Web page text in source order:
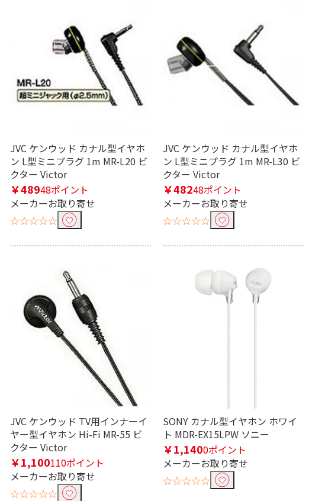
JVC ケンウッド カナル型イヤホ
ン L型ミニプラグ 1m MR-L20 ビ
クター Victor
￥48948ポイント
メーカーお取り寄せ
☆☆☆☆☆
JVC ケンウッド カナル型イヤホ
ン L型ミニプラグ 1m MR-L30 ビ
クター Victor
￥48248ポイント
メーカーお取り寄せ
☆☆☆☆☆
JVC ケンウッド TV用インナーイ
ヤー型イヤホン Hi-Fi MR-55 ビ
クター Victor
￥1,100110ポイント
メーカーお取り寄せ
☆☆☆☆☆
SONY カナル型イヤホン ホワイ
ト MDR-EX15LPW ソニー
￥1,1400ポイント
メーカーお取り寄せ
☆☆☆☆☆